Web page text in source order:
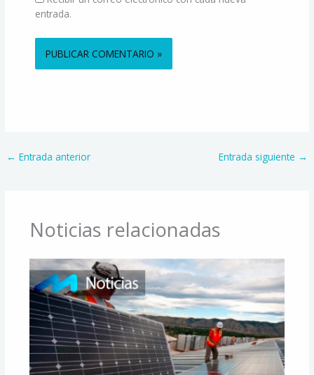
entrada.
← Entrada anterior Entrada siguiente →
Noticias relacionadas